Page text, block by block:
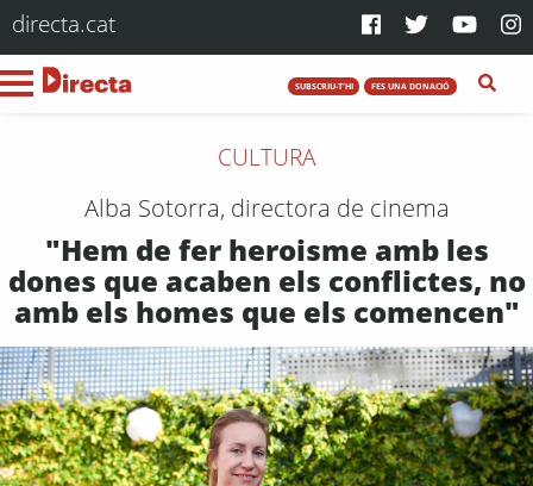
directa.cat
SUBSCRIU-T'HI FES UNA DONACIÓ
CULTURA
Alba Sotorra, directora de cinema
"Hem de fer heroisme amb les
dones que acaben els conflictes, no
amb els homes que els comencen"